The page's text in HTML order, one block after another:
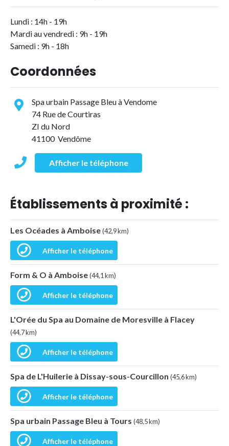
Lundi : 14h - 19h
Mardi au vendredi : 9h - 19h
Samedi : 9h - 18h
Coordonnées
Spa urbain Passage Bleu à Vendome
74 Rue de Courtiras
ZI du Nord
41100 Vendôme
Afficher le téléphone
Établissements à proximité :
Les Océades à Amboise(42,9 km)
Afficher le téléphone
Form & O à Amboise(44,1 km)
Afficher le téléphone
L'Orée du Spa au Domaine de Moresville à Flacey
(44,7 km)
Afficher le téléphone
Spa de L'Huilerie à Dissay-sous-Courcillon (45,6 km)
Afficher le téléphone
Spa urbain Passage Bleu à Tours (48,5 km)
Afficher le téléphone